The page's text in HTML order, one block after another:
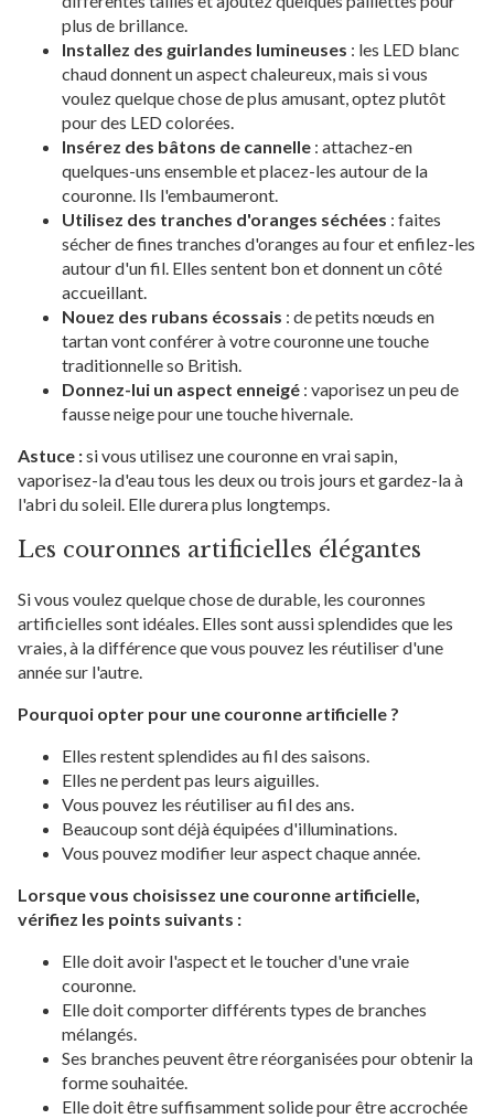
plus de brillance.
Installez des guirlandes lumineuses : les LED blanc
chaud donnent un aspect chaleureux, mais si vous
voulez quelque chose de plus amusant, optez plutôt
pour des LED colorées.
Insérez des bâtons de cannelle : attachez-en
quelques-uns ensemble et placez-les autour de la
couronne. Ils l'embaumeront.
Utilisez des tranches d'oranges séchées : faites
sécher de fines tranches d'oranges au four et enfilez-les
autour d'un fil. Elles sentent bon et donnent un côté
accueillant.
Nouez des rubans écossais : de petits nœuds en
tartan vont conférer à votre couronne une touche
traditionnelle so British.
Donnez-lui un aspect enneigé : vaporisez un peu de
fausse neige pour une touche hivernale.
Astuce :si vous utilisez une couronne en vrai sapin,
vaporisez-la d'eau tous les deux ou trois jours et gardez-la à
l'abri du soleil. Elle durera plus longtemps.
Les couronnes artificielles élégantes
Si vous voulez quelque chose de durable, les couronnes
artificielles sont idéales. Elles sont aussi splendides que les
vraies, à la différence que vous pouvez les réutiliser d'une
année sur l'autre.
Pourquoi opter pour une couronne artificielle ?
Elles restent splendides au fil des saisons.
Elles ne perdent pas leurs aiguilles.
Vous pouvez les réutiliser au fil des ans.
Beaucoup sont déjà équipées d'illuminations.
Vous pouvez modifier leur aspect chaque année.
Lorsque vous choisissez une couronne artificielle,
vérifiez les points suivants :
Elle doit avoir l'aspect et le toucher d'une vraie
couronne.
Elle doit comporter différents types de branches
mélangés.
Ses branches peuvent être réorganisées pour obtenir la
forme souhaitée.
Elle doit être suffisamment solide pour être accrochée